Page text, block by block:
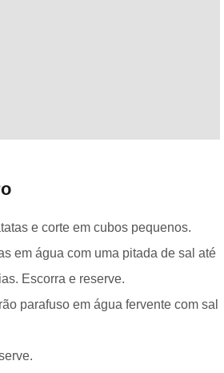
e corte em cubos pequenos.
em água com uma pitada de sal até
Escorra e reserve.
parafuso em água fervente com sal